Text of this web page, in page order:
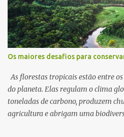
o
s
Os maiores desafios para
As florestas tropicais estão entre
do planeta. Elas regulam o clima
toneladas de carbono, produzem
agricultura e abrigam uma